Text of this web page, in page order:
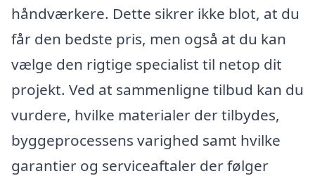
håndværkere. Dette sikrer ikke blot, at du
får den bedste pris, men også at du kan
vælge den rigtige specialist til netop dit
projekt. Ved at sammenligne tilbud kan du
vurdere, hvilke materialer der tilbydes,
byggeprocessens varighed samt hvilke
garantier og serviceaftaler der følger